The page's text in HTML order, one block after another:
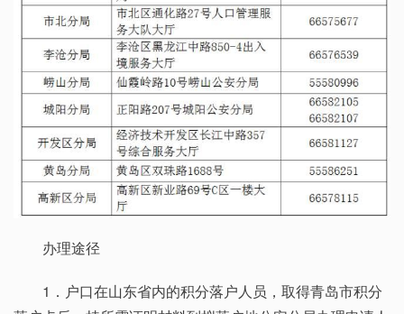
办理途径
1．户口在山东省内的积分落户人员，取得青岛市积分